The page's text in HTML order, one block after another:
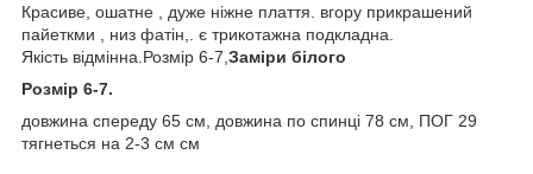
Красиве, ошатне , дуже ніжне плаття. вгору прикрашений
пайеткми , низ фатін,. є трикотажна подкладна.
Якість відмінна.Розмір 6-7, Заміри білого
Розмір 6-7.
довжина спереду 65 см, довжина по спинці 78 см, ПОГ 29
тягнеться на 2-3 см см